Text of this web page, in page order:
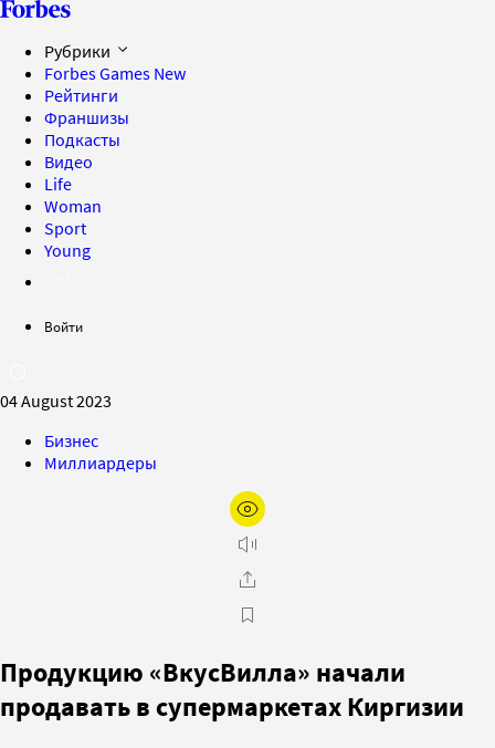
Рубрики
Forbes Games New
Рейтинги
Франшизы
Подкасты
Видео
Life
Woman
Sport
Young
Войти
04 August 2023
Бизнес
Миллиардеры
Продукцию «ВкусВилла» начали
продавать в супермаркетах Киргизии